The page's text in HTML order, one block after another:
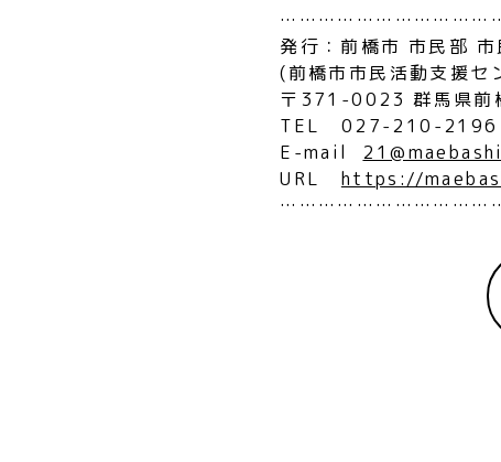
発行：前橋市 市民部
(前橋市市民活動支援セ
〒371-0023 群馬県前
TEL 027-210-2196
E-mail
URL https://